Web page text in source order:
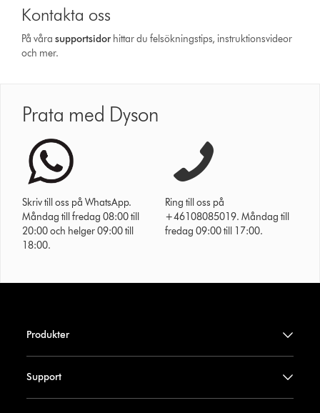
Kontakta oss
På vårasupport­sidor hittar du felsökningstips, instruktionsvideor
och mer.
Prata med Dyson
Skriv till oss på WhatsApp.
Måndag till fredag 08:00 till
20:00 och helger 09:00 till
18:00.
Ring till oss på
+46108085019. Måndag till
fredag 09:00 till 17:00.
Produkter
Support